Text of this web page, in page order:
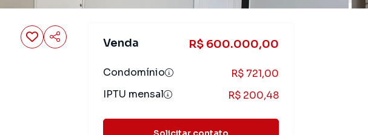
Venda R$ 600.000,00
Condomínio
R$ 721,00
IPTU mensal
R$ 200,48